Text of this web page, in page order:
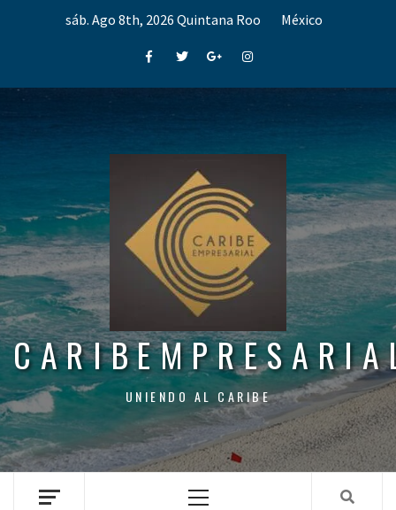
sáb. Ago 8th, 2026 Quintana Roo México
FacebookTwitterGoogle+Instagram
UNIENDO AL CARIBE
Menu